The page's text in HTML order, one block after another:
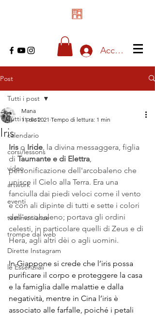
Accedi
Post
Tutti i post
calendario
corsi/lessons
video
artwork
eventi
testimonianze
trompe dal web
Dirette Instagram
le Essenziiali
Tutti i post
Iris
Mana
11 dic 2021 Tempo di lettura: 1 min
Iris o Iride , la divina messaggera, figlia
di Taumante e di Elettra
personificazione dell'arcobaleno che
unisce il Cielo alla Terra. Era una
fanciulla dai piedi veloci come il vento
e con ali dipinte di tutti e sette i colori
dell'arcobaleno; portava gli ordini
celesti, in particolare quelli di Zeus e di
Hera, agli altri dèi o agli uomini.
In Giappone si crede che l’iris possa
purificare il corpo e proteggere la casa
e la famiglia dalle malattie e dalla
negatività, mentre in Cina l’iris è
associato alle farfalle, poiché i petali